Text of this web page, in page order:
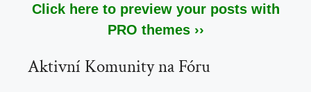
Click here to preview your posts with
PRO themes ››
Aktivní Komunity na Fóru